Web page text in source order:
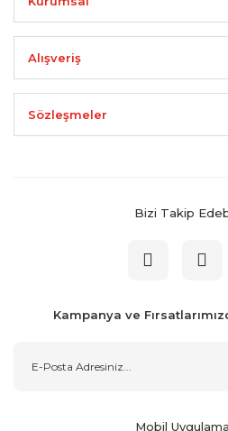
Alışveriş
Sözleşmeler
Bizi Takip
Kampanya ve
Mobil